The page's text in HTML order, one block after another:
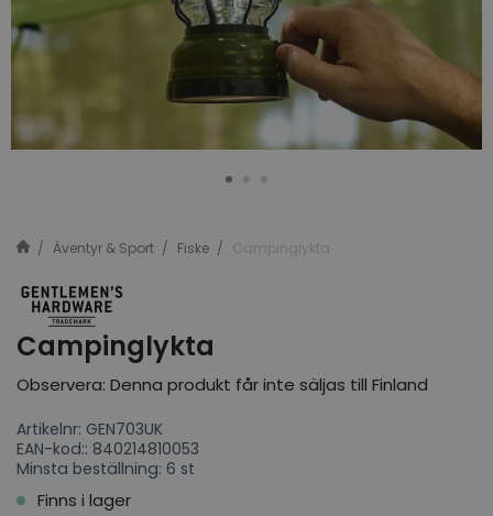
Äventyr & Sport Fiske Campinglykta
Campinglykta
Observera: Denna produkt får inte säljas till Finland
Artikelnr: GEN703UK
EAN-kod:: 840214810053
Minsta beställning: 6 st
Finns i lager